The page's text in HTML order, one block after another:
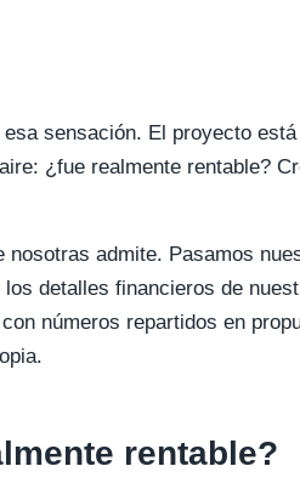
sensación. El proyecto
¿fue realmente rentable?
admite. Pasamos
detalles financieros de
números repartidos en
rentable?